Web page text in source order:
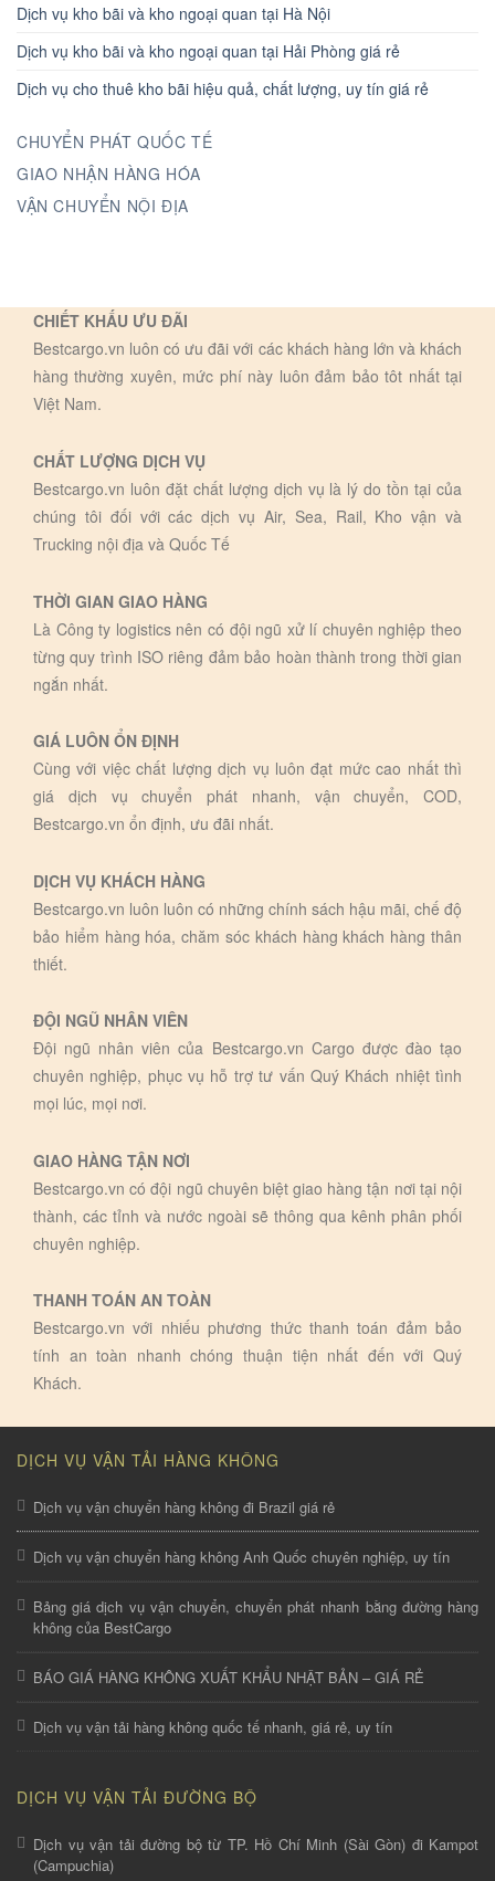
Dịch vụ kho bãi và kho ngoại quan tại Hà Nội
Dịch vụ kho bãi và kho ngoại quan tại Hải Phòng giá rẻ
Dịch vụ cho thuê kho bãi hiệu quả, chất lượng, uy tín giá rẻ
CHUYỂN PHÁT QUỐC TẾ
GIAO NHẬN HÀNG HÓA
VẬN CHUYỂN NỘI ĐỊA
CHIẾT KHẤU ƯU ĐÃI
Bestcargo.vn luôn có ưu đãi với các khách hàng lớn và khách
hàng thường xuyên, mức phí này luôn đảm bảo tôt nhất tại
Việt Nam.
CHẤT LƯỢNG DỊCH VỤ
Bestcargo.vn luôn đặt chất lượng dịch vụ là lý do tồn tại của
chúng tôi đối với các dịch vụ Air, Sea, Rail, Kho vận và
Trucking nội địa và Quốc Tế
THỜI GIAN GIAO HÀNG
Là Công ty logistics nên có đội ngũ xử lí chuyên nghiệp theo
từng quy trình ISO riêng đảm bảo hoàn thành trong thời gian
ngắn nhất.
GIÁ LUÔN ỔN ĐỊNH
Cùng với việc chất lượng dịch vụ luôn đạt mức cao nhất thì
giá dịch vụ chuyển phát nhanh, vận chuyển, COD,
Bestcargo.vn ổn định, ưu đãi nhất.
DỊCH VỤ KHÁCH HÀNG
Bestcargo.vn luôn luôn có những chính sách hậu mãi, chế độ
bảo hiểm hàng hóa, chăm sóc khách hàng khách hàng thân
thiết.
ĐỘI NGŨ NHÂN VIÊN
Đội ngũ nhân viên của Bestcargo.vn Cargo được đào tạo
chuyên nghiệp, phục vụ hỗ trợ tư vấn Quý Khách nhiệt tình
mọi lúc, mọi nơi.
GIAO HÀNG TẬN NƠI
Bestcargo.vn có đội ngũ chuyên biệt giao hàng tận nơi tại nội
thành, các tỉnh và nước ngoài sẽ thông qua kênh phân phối
chuyên nghiệp.
THANH TOÁN AN TOÀN
Bestcargo.vn với nhiếu phương thức thanh toán đảm bảo
tính an toàn nhanh chóng thuận tiện nhất đến với Quý
Khách.
DỊCH VỤ VẬN TẢI HÀNG KHÔNG
Dịch vụ vận chuyển hàng không đi Brazil giá rẻ
Dịch vụ vận chuyển hàng không Anh Quốc chuyên nghiệp, uy tín
Bảng giá dịch vụ vận chuyển, chuyển phát nhanh bằng đường hàng
không của BestCargo
BÁO GIÁ HÀNG KHÔNG XUẤT KHẨU NHẬT BẢN – GIÁ RẺ
Dịch vụ vận tải hàng không quốc tế nhanh, giá rẻ, uy tín
DỊCH VỤ VẬN TẢI ĐƯỜNG BỘ
Dịch vụ vận tải đường bộ từ TP. Hồ Chí Minh (Sài Gòn) đi Kampot
(Campuchia)